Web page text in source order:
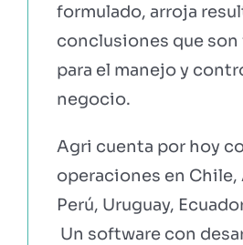
formulado, arroja
conclusiones que
para el manejo y
negocio.
Agri cuenta por hoy
operaciones en
Perú, Uruguay,
Un software con